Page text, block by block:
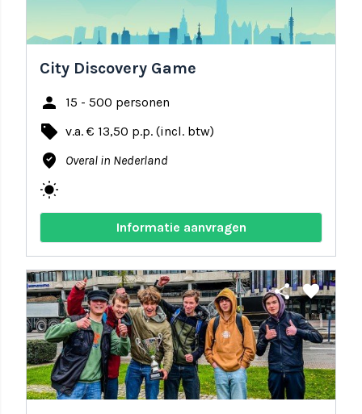
City Discovery Game
person 15 - 500 personen
local_offer v.a. € 13,50 p.p. (incl. btw)
where_to_vote Overal in Nederland
wb_sunny
Informatie aanvragen
share favorite